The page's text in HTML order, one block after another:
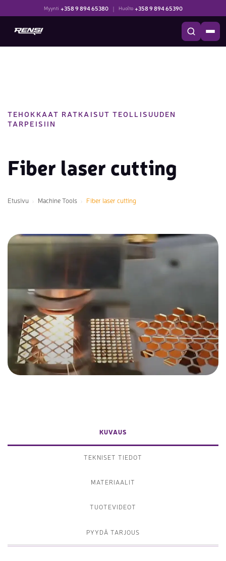
Myynti +358 9 894 65380 | Huolto +358 9 894 65390
TEHOKKAAT RATKAISUT TEOLLISUUDEN
TARPEISIIN
Fiber laser cutting
Etusivu Machine Tools Fiber laser cutting
KUVAUS
TEKNISET TIEDOT
MATERIAALIT
TUOTEVIDEOT
PYYDÄ TARJOUS